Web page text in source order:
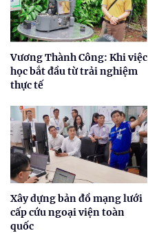
Vương Thành Công: Khi việc
học bắt đầu từ trải nghiệm
thực tế
Xây dựng bản đồ mạng lưới
cấp cứu ngoại viện toàn
quốc